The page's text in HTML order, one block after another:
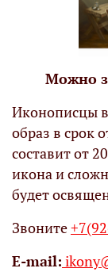
Можно
Иконописцы
образ в срок
составит от
икона и
будет
Звоните
Е-mail: